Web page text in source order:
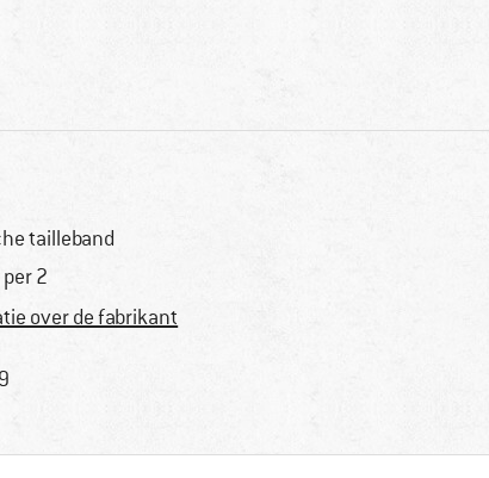
tailleband
2
over de fabrikant